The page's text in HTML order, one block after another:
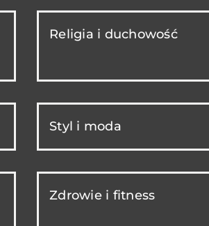
Religia i duchowość
Styl i moda
Zdrowie i fitness